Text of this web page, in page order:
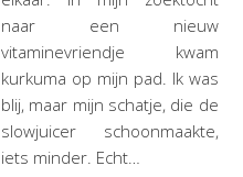
naar een nieuw
vitaminevriendje kwam
kurkuma op mijn pad. Ik was
blij, maar mijn schatje, die de
slowjuicer schoonmaakte,
iets minder. Echt…